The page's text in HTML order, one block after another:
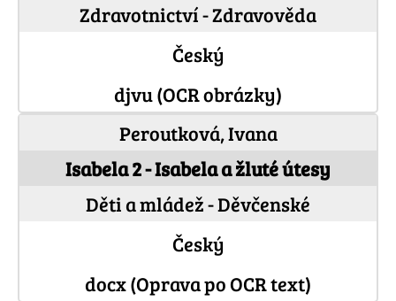
Zdravotnictví - Zdravověda
Český
djvu (OCR obrázky)
Peroutková, Ivana
Isabela 2 - Isabela a žluté útesy
Děti a mládež - Děvčenské
Český
docx (Oprava po OCR text)